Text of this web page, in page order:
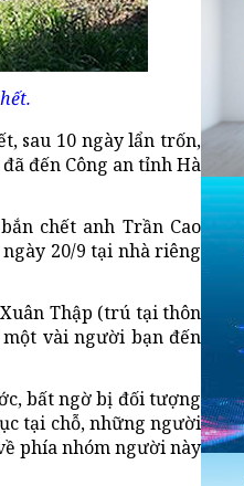
sau 10 ngày lẩn trốn,
đến Công an tỉnh Hà
chết anh Trần Cao
20/9 tại nhà riêng
Thập (trú tại thôn
vài người bạn đến
bất ngờ bị đối tượng
tại chỗ, những người
phía nhóm người này